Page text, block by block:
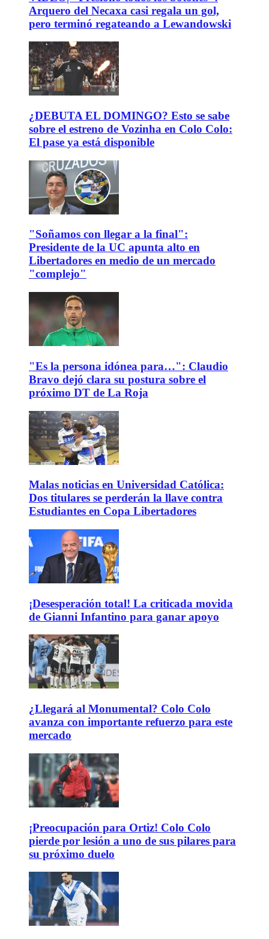
Arquero del Necaxa casi regala un gol,
pero terminó regateando a Lewandowski
¿DEBUTA EL DOMINGO? Esto se sabe
sobre el estreno de Vozinha en Colo Colo:
El pase ya está disponible
"Soñamos con llegar a la final":
Presidente de la UC apunta alto en
Libertadores en medio de un mercado
"complejo"
"Es la persona idónea para…": Claudio
Bravo dejó clara su postura sobre el
próximo DT de La Roja
Malas noticias en Universidad Católica:
Dos titulares se perderán la llave contra
Estudiantes en Copa Libertadores
¡Desesperación total! La criticada movida
de Gianni Infantino para ganar apoyo
¿Llegará al Monumental? Colo Colo
avanza con importante refuerzo para este
mercado
¡Preocupación para Ortiz! Colo Colo
pierde por lesión a uno de sus pilares para
su próximo duelo